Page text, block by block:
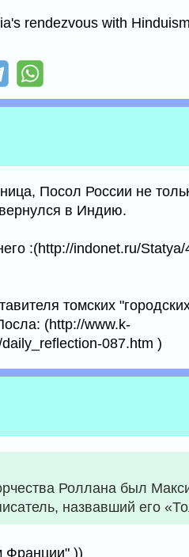
rendezvous with Hinduism
Посол России не
в Индию.
:(http://indonet.ru/
томских
(http://www.k-
087.htm )
Роллана был
назвавший его
Франции" ))